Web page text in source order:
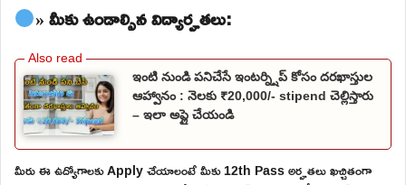
» మీకు ఉండాల్సిన విద్యార్హతలు:
ఇంటి నుండి పనిచేసే ఇంటర్న్షిప్ కోసం దరఖాస్తుల
ఆహ్వానం : నెలకు ₹20,000/- stipend చెల్లిస్తారు
– ఇలా అప్లై చేయండి
మీరు ఈ ఉద్యోగాలకు Apply చేయాలంటే మీకు 12th Pass అర్హతలు ఖచ్చితంగా